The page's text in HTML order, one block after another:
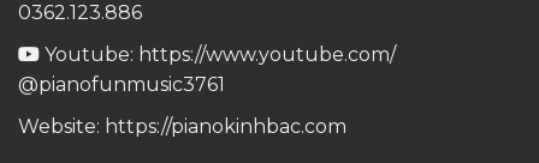
0362.123.886
Youtube: https://www.youtube.com/
@pianofunmusic3761
Website: https://pianokinhbac.com